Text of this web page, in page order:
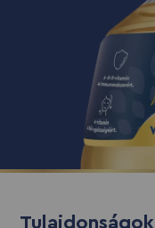
Tulajdonságok